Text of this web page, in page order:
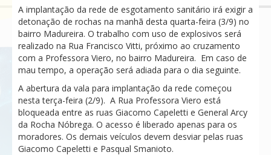
A implantação da rede de esgotamento sanitário irá exigir a
detonação de rochas na manhã desta quarta-feira (3/9) no
bairro Madureira. O trabalho com uso de explosivos será
realizado na Rua Francisco Vitti, próximo ao cruzamento
com a Professora Viero, no bairro Madureira. Em caso de
mau tempo, a operação será adiada para o dia seguinte.
A abertura da vala para implantação da rede começou
nesta terça-feira (2/9). A Rua Professora Viero está
bloqueada entre as ruas Giacomo Capeletti e General Arcy
da Rocha Nóbrega. O acesso é liberado apenas para os
moradores. Os demais veículos devem desviar pelas ruas
Giacomo Capeletti e Pasqual Smanioto.